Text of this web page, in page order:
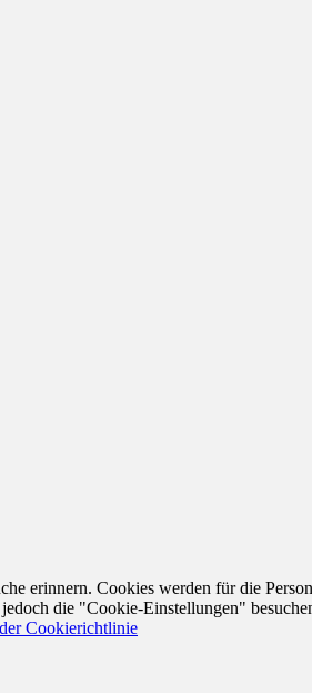
erinnern. Cookies werden für die
die "Cookie-Einstellungen"
Cookierichtlinie